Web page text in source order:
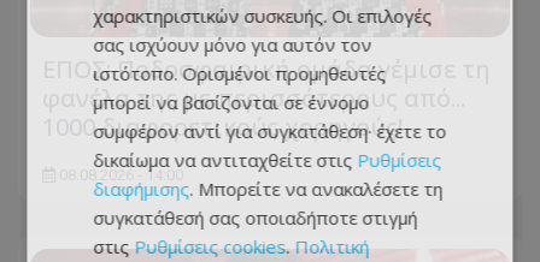
ΕΠΟΣ: Ποδοσφαιρική ομάδα γέμισε τη
φανέλα της με περισσότερους από...
1000 διαφορετικούς χορηγούς!
08.08.2026 - 14:00
χαρακτηριστικών συσκευής. Οι επιλογές
σας ισχύουν μόνο για αυτόν τον
ιστότοπο. Ορισμένοι προμηθευτές
μπορεί να βασίζονται σε έννομο
συμφέρον αντί για συγκατάθεση· έχετε το
δικαίωμα να αντιταχθείτε στις Ρυθμίσεις
διαφήμισης. Μπορείτε να ανακαλέσετε τη
συγκατάθεσή σας οποιαδήποτε στιγμή
στιςΡυθμίσεις cookies. Πολιτική